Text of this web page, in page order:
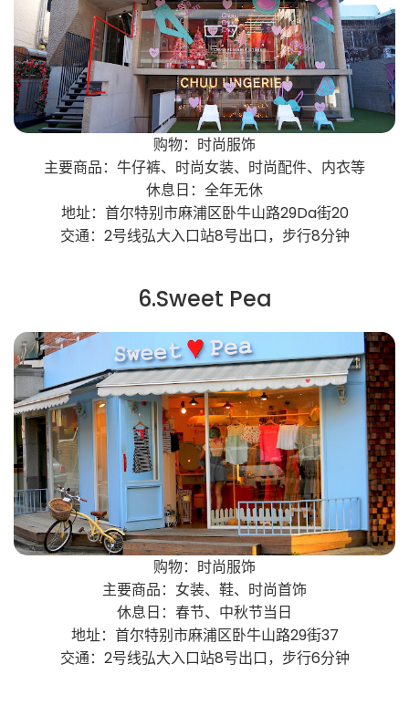
购物：时尚服饰
主要商品：牛仔裤、时尚女装、时尚配件、内衣等
休息日：全年无休
地址：首尔特别市麻浦区卧牛山路29Da街20
交通：2号线弘大入口站8号出口，步行8分钟
6.Sweet Pea
购物：时尚服饰
主要商品：女装、鞋、时尚首饰
休息日：春节、中秋节当日
地址：首尔特别市麻浦区卧牛山路29街37
交通：2号线弘大入口站8号出口，步行6分钟